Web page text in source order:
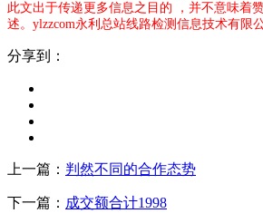
此文出于传递更多信息之目的 ，并不意味着
述。ylzzcom永利总站线路检测信息技术有限
分享到：
上一篇： 判然不同的合作态势
下一篇： 成交额合计1998